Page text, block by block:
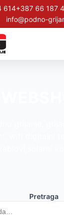
614+387 66 187
info@podno-
Pretraga